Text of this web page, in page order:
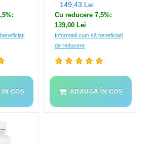
COȘ
149,43 Lei
Cu reducere 7,5%:
139,00 Lei
Informații cum să beneficiați
de reducere
ADAUGĂ ÎN COȘ